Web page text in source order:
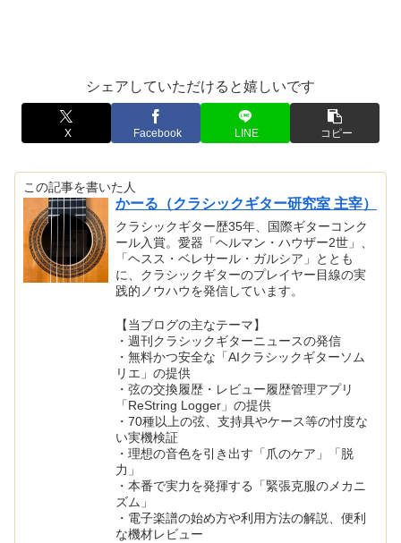
シェアしていただけると嬉しいです
X Facebook LINE コピー
この記事を書いた人
かーる（クラシックギター研究室 主宰）
クラシックギター歴35年、国際ギターコンク
ール入賞。愛器「ヘルマン・ハウザー2世」、
「ヘスス・ベレサール・ガルシア」ととも
に、クラシックギターのプレイヤー目線の実
践的ノウハウを発信しています。
【当ブログの主なテーマ】
・週刊クラシックギターニュースの発信
・無料かつ安全な「AIクラシックギターソム
リエ」の提供
・弦の交換履歴・レビュー履歴管理アプリ
「ReString Logger」の提供
・70種以上の弦、支持具やケース等の忖度な
い実機検証
・理想の音色を引き出す「爪のケア」「脱
力」
・本番で実力を発揮する「緊張克服のメカニ
ズム」
・電子楽譜の始め方や利用方法の解説、便利
な機材レビュー